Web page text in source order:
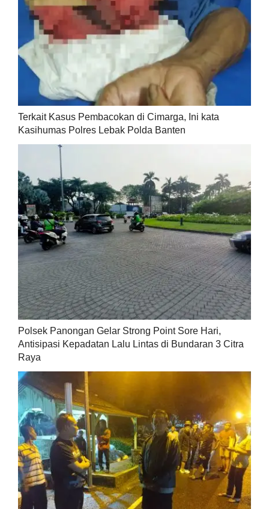
Terkait Kasus Pembacokan di Cimarga, Ini kata
Kasihumas Polres Lebak Polda Banten
Polsek Panongan Gelar Strong Point Sore Hari,
Antisipasi Kepadatan Lalu Lintas di Bundaran 3 Citra
Raya